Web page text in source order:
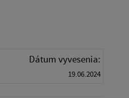
Dátum vyvesenia:
19.06.2024